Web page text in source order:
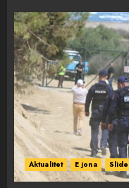
Aktualitet E jona